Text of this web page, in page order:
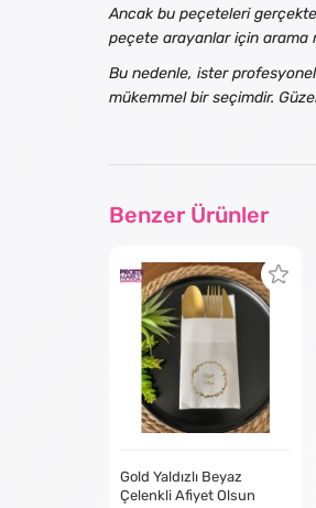
Ancak bu peçeteleri
peçete arayanlar için arama
Bu nedenle, ister
mükemmel bir seçimdir.
Benzer Ürünler
Gold Yaldızlı Beyaz
Çelenkli Afiyet Olsun